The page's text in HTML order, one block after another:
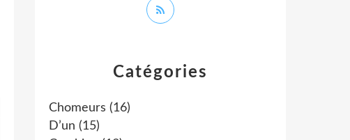
Catégories
Chomeurs (16)
D’un (15)